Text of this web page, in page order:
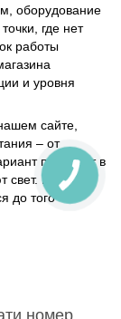
оборудование
где нет
работы
и уровня
сайте,
– от
подходит в
В такой
до того
номер